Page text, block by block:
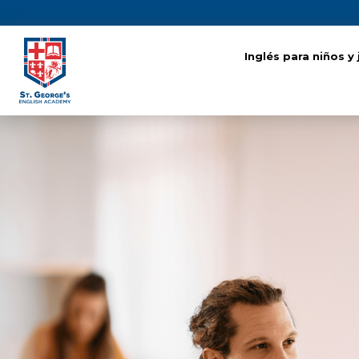
Inglés para niños y
Inglés para niños y